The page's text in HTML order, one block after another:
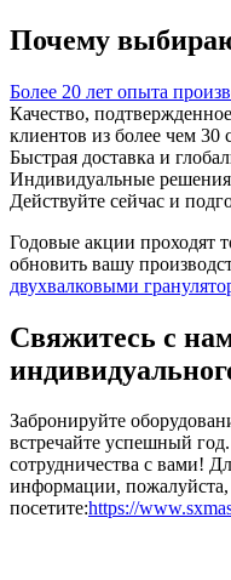
Почему
Более 20 лет опыта
Качество,
клиентов из более чем 30
Быстрая доставка и
Индивидуальные
Действуйте сейчас и
Годовые акции проходят
обновить вашу
двухвалковыми
Свяжитесь с
Забронируйте
встречайте успешный
сотрудничества с вами!
информации, пожалуйста,
посетите:https://